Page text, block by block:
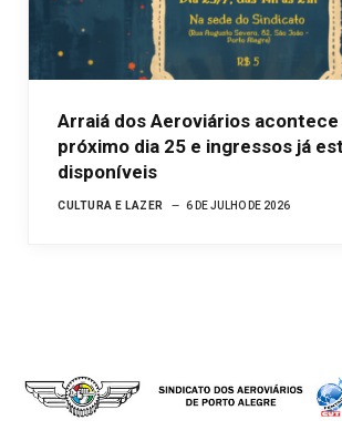
Arraiá dos Aeroviários acontece
próximo dia 25 e ingressos já
disponíveis
CULTURA E LAZER 6 DE JULHO DE 2026